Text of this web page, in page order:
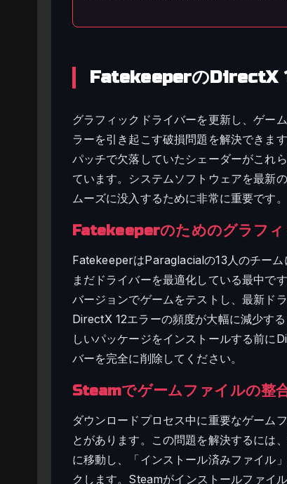
FatekeeperのDirectX
グラフィックドライバーを更新し、ゲー
ラーを引き起こす破損問題を解決できま
パッチで欠落していたシェーダーがこれ
ています。システムソフトウェアを最新
ムーズに没入するために非常に重要です。
Fatekeeperのためのグラフィ
FatekeeperはParaglacialの13人のチー
まだドライバーを最適化している最中
バージョンでゲームをテストし、最新ド
DirectX 12エラーの頻度が大幅に減少す
しいパッケージをインストールする前
バーを完全に削除してください。
Steamでゲームファイルの整
ダウンロードプロセス中に重要なゲーム
とがあります。この問題を解決するには
に移動し、「インストール済みファイル
クします。Steamがインストールファイ